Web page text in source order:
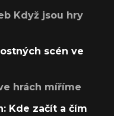
Když jsou hry
scén ve
hrách míříme
Kde začít a čím